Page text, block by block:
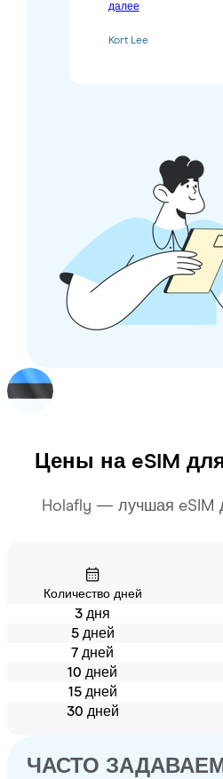
далее
Kort Lee
Цены на eSIM
Holafly — лучшая eSIM
Количество дней
3 дня
5 дней
7 дней
10 дней
15 дней
30 дней
ЧАСТО